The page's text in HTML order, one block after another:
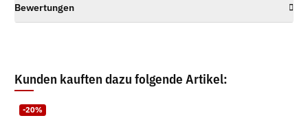
Bewertungen
Kunden kauften dazu folgende Artikel:
-20%